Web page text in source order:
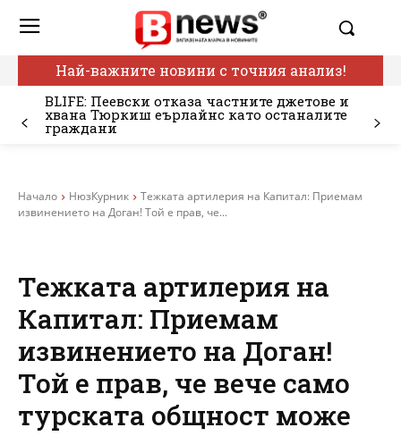
Най-важните новини с точния анализ!
BLIFE: Пеевски отказа частните джетове и
хвана Тюркиш еърлайнс като останалите
граждани
Начало НюзКурник
Тежката артилерия на Капитал: Приемам
извинението на Доган! Той е прав, че...
Тежката артилерия на
Капитал: Приемам
извинението на Доган!
Той е прав, че вече само
турската общност може